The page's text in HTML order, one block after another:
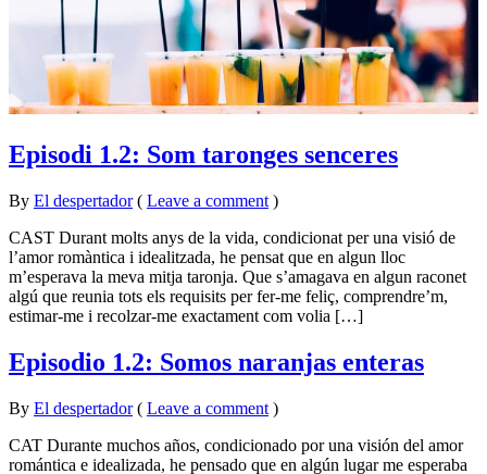
Episodi 1.2: Som taronges senceres
By El despertador on
21
2016
•
( Leave a comment )
CAST Durant molts anys de la vida, condicionat per una visió de
l’amor romàntica i idealitzada, he pensat que en algun lloc
m’esperava la meva mitja taronja. Que s’amagava en algun raconet
algú que reunia tots els requisits per fer-me feliç, comprendre’m,
estimar-me i recolzar-me exactament com volia […]
Episodio 1.2: Somos naranjas enteras
By El despertador on
21
2015
•
( Leave a comment )
CAT Durante muchos años, condicionado por una visión del amor
romántica e idealizada, he pensado que en algún lugar me esperaba